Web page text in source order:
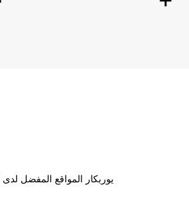
يوربكار المواقع المفضل